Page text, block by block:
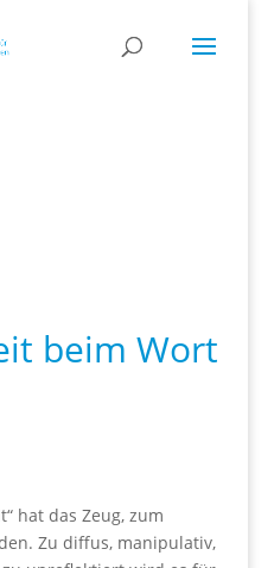
beim Wort
hat das Zeug, zum
Zu diffus, manipulativ,